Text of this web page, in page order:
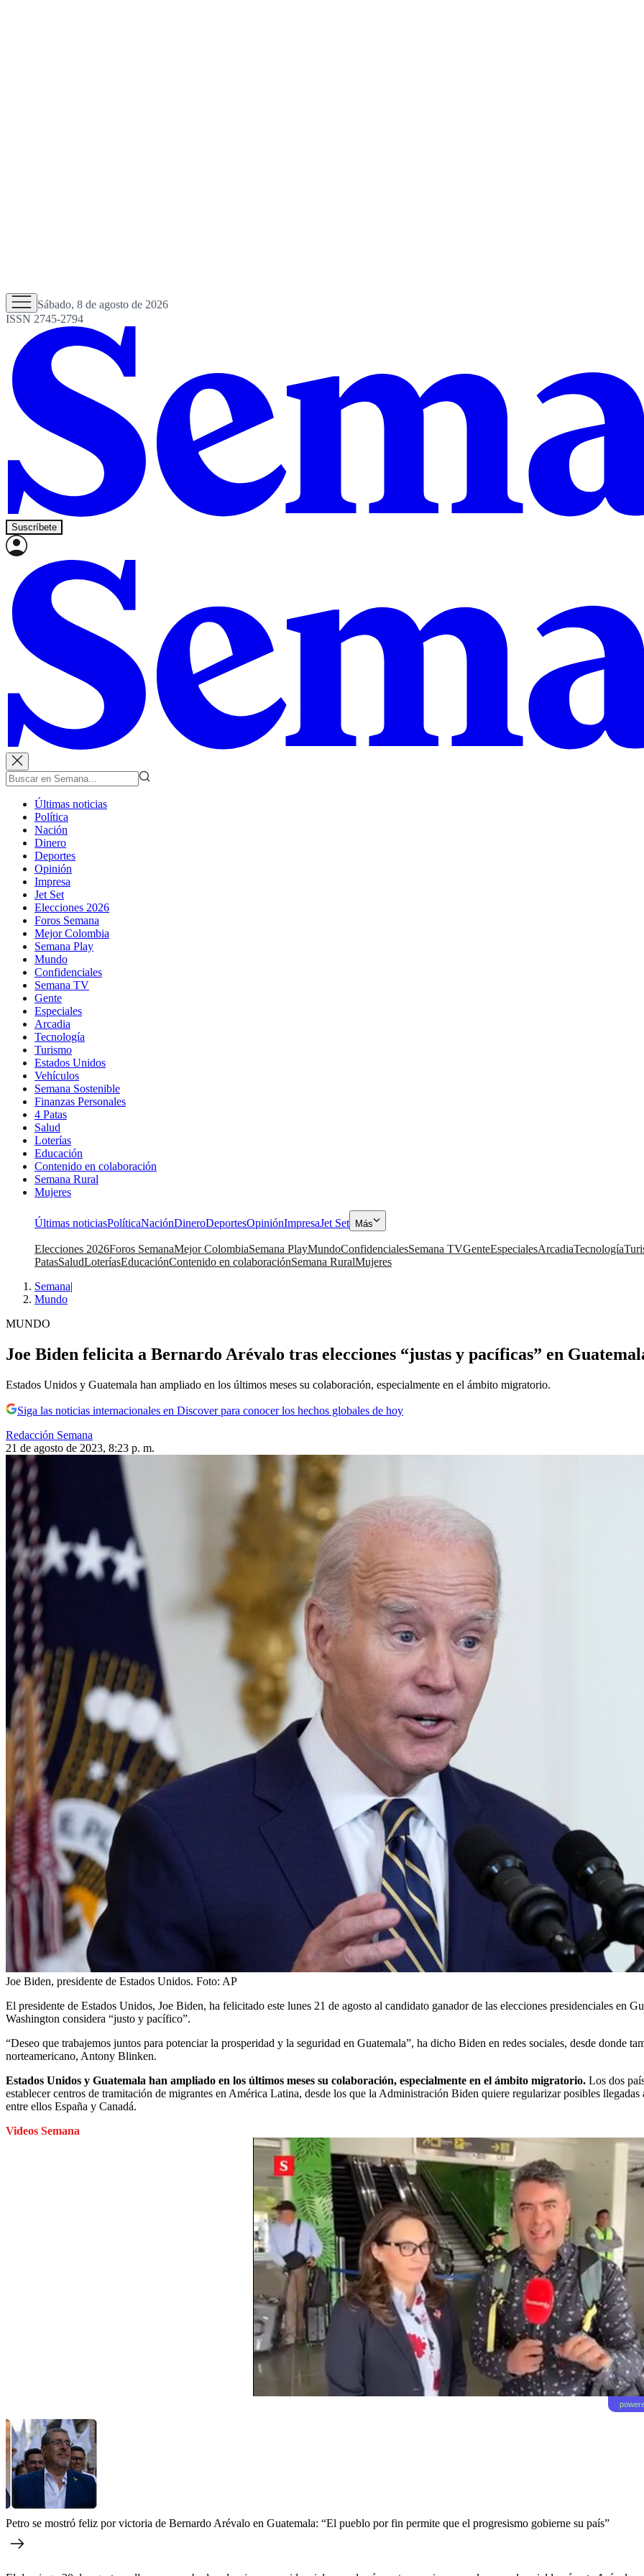
Sábado, 8 de agosto de 2026
ISSN 2745-2794
Suscríbete
Últimas noticias
Política
Nación
Dinero
Deportes
Opinión
Impresa
Jet Set
Elecciones 2026
Foros Semana
Mejor Colombia
Semana Play
Mundo
Confidenciales
Semana TV
Gente
Especiales
Arcadia
Tecnología
Turismo
Estados Unidos
Vehículos
Semana Sostenible
Finanzas Personales
4 Patas
Salud
Loterías
Educación
Contenido en colaboración
Semana Rural
Mujeres
Últimas noticiasPolíticaNaciónDineroDeportesOpiniónImpresaJet Set Más
Elecciones 2026Foros SemanaMejor ColombiaSemana PlayMundoConfidencialesSemana TVGenteEspecialesArcadiaTecnología
PatasSaludLoteríasEducaciónContenido en colaboraciónSemana RuralMujeres
Semana|
Mundo
MUNDO
Joe Biden felicita a Bernardo Arévalo tras elecciones “justas y pacíficas” en
Estados Unidos y Guatemala han ampliado en los últimos meses su colaboración, especialmente en el ámbito migratorio.
Siga las noticias internacionales en Discover para conocer los hechos globales de hoy
Redacción Semana
21 de agosto de 2023, 8:23 p. m.
Joe Biden, presidente de Estados Unidos. Foto: AP
El presidente de Estados Unidos, Joe Biden, ha felicitado este lunes 21 de agosto al candidato ganador de las elecciones presidenciales en
Washington considera “justo y pacífico”.
“Deseo que trabajemos juntos para potenciar la prosperidad y la seguridad en Guatemala”, ha dicho Biden en redes sociales, desde donde
norteamericano, Antony Blinken.
Estados Unidos y Guatemala han ampliado en los últimos meses su colaboración, especialmente en el ámbito migratorio. Los dos
establecer centros de tramitación de migrantes en América Latina, desde los que la Administración Biden quiere regularizar posibles
entre ellos España y Canadá.
Videos Semana
Petro se mostró feliz por victoria de Bernardo Arévalo en Guatemala: “El pueblo por fin permite que el progresismo gobierne su país”